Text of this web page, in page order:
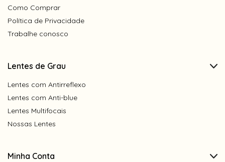
Como Comprar
Política de Privacidade
Trabalhe conosco
Lentes de Grau
Lentes com Antirreflexo
Lentes com Anti-blue
Lentes Multifocais
Nossas Lentes
Minha Conta